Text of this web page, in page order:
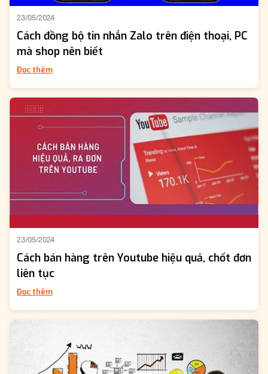
23/05/2024
Cách đồng bộ tin nhắn Zalo trên điện thoại, PC
mà shop nên biết
Đọc thêm
23/05/2024
Cách bán hàng trên Youtube hiệu quả, chốt đơn
liên tục
Đọc thêm